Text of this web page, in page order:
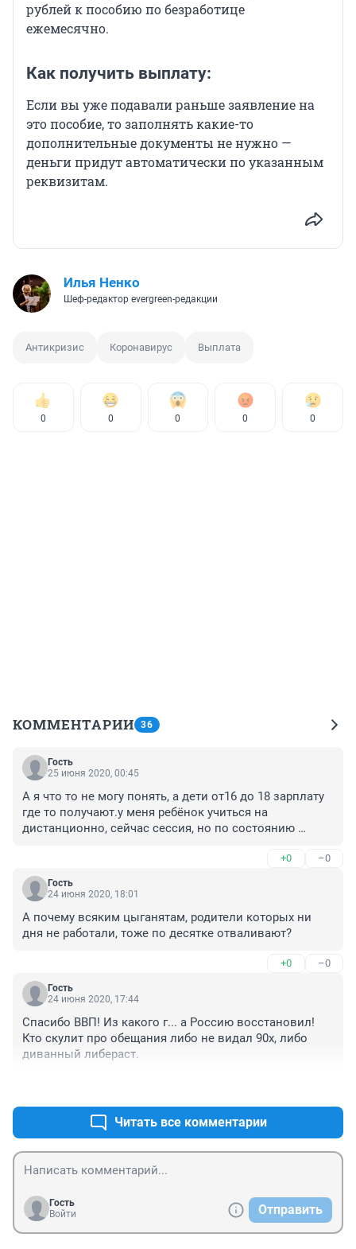
рублей к пособию по безработице
ежемесячно.
Как получить выплату:
Если вы уже подавали раньше заявление на
это пособие, то заполнять какие-то
дополнительные документы не нужно —
деньги придут автоматически по указанным
реквизитам.
Илья Ненко
Шеф-редактор evergreen-редакции
Антикризис Коронавирус Выплата
0 0 0 0 0
КОММЕНТАРИИ 36
Гость
25 июня 2020, 00:45
А я что то не могу понять, а дети от16 до 18 зарплату
где то получают.у меня ребёнок учиться на
дистанционно, сейчас сессия, но по состоянию
+0 –0
Гость
24 июня 2020, 18:01
А почему всяким цыганятам, родители которых ни
дня не работали, тоже по десятке отваливают?
+0 –0
Гость
24 июня 2020, 17:44
Спасибо ВВП! Из какого г... а Россию восстановил!
Кто скулит про обещания либо не видал 90х, либо
диванный либераст.
Читать все комментарии
Гость
Войти
Отправить